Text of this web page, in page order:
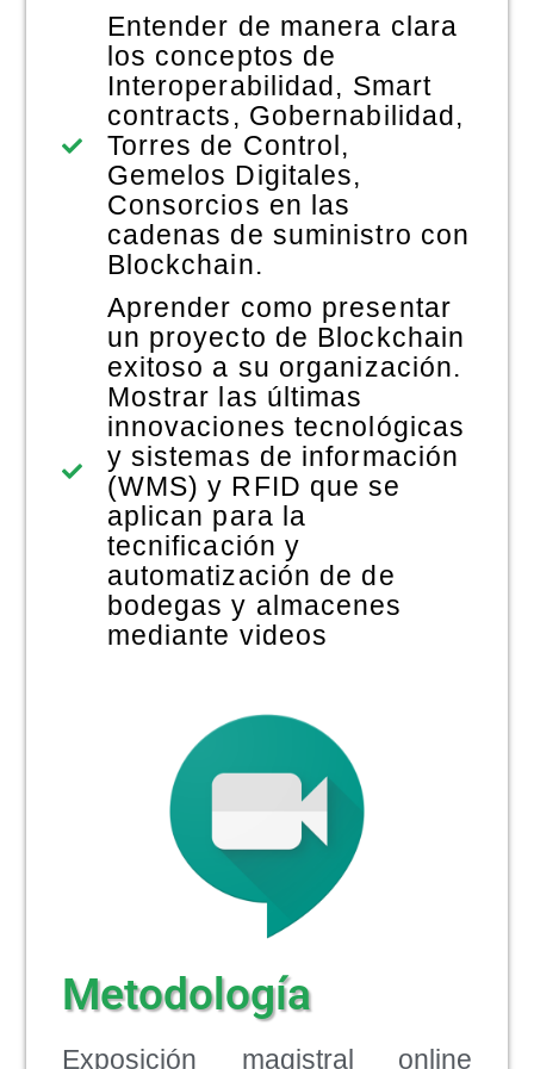
Entender de manera clara
los conceptos de
Interoperabilidad, Smart
contracts, Gobernabilidad,
Torres de Control,
Gemelos Digitales,
Consorcios en las
cadenas de suministro con
Blockchain.
Aprender como presentar
un proyecto de Blockchain
exitoso a su organización.
Mostrar las últimas
innovaciones tecnológicas
y sistemas de información
(WMS) y RFID que se
aplican para la
tecnificación y
automatización de de
bodegas y almacenes
mediante videos
Metodología
Exposición magistral online